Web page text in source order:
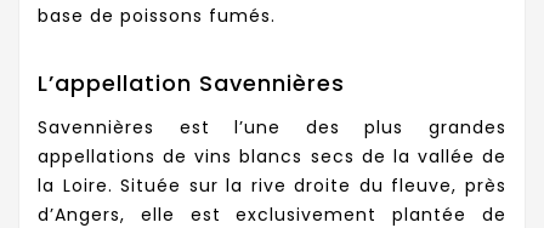
base de poissons fumés.
L’appellation Savennières
Savennières est l’une des plus grandes
appellations de vins blancs secs de la vallée de
la Loire. Située sur la rive droite du fleuve, près
d’Angers, elle est exclusivement plantée de